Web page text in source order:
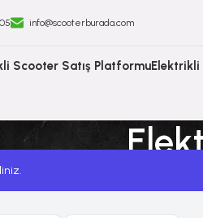
info@scooterburada.com
Scooter Satış Platformu